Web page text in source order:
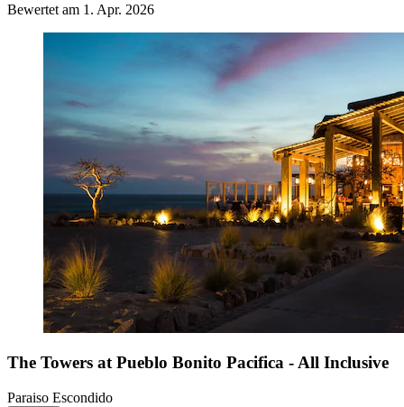
Bewertet am 1. Apr. 2026
The Towers at Pueblo Bonito Pacifica - All Inclusive
Paraiso Escondido